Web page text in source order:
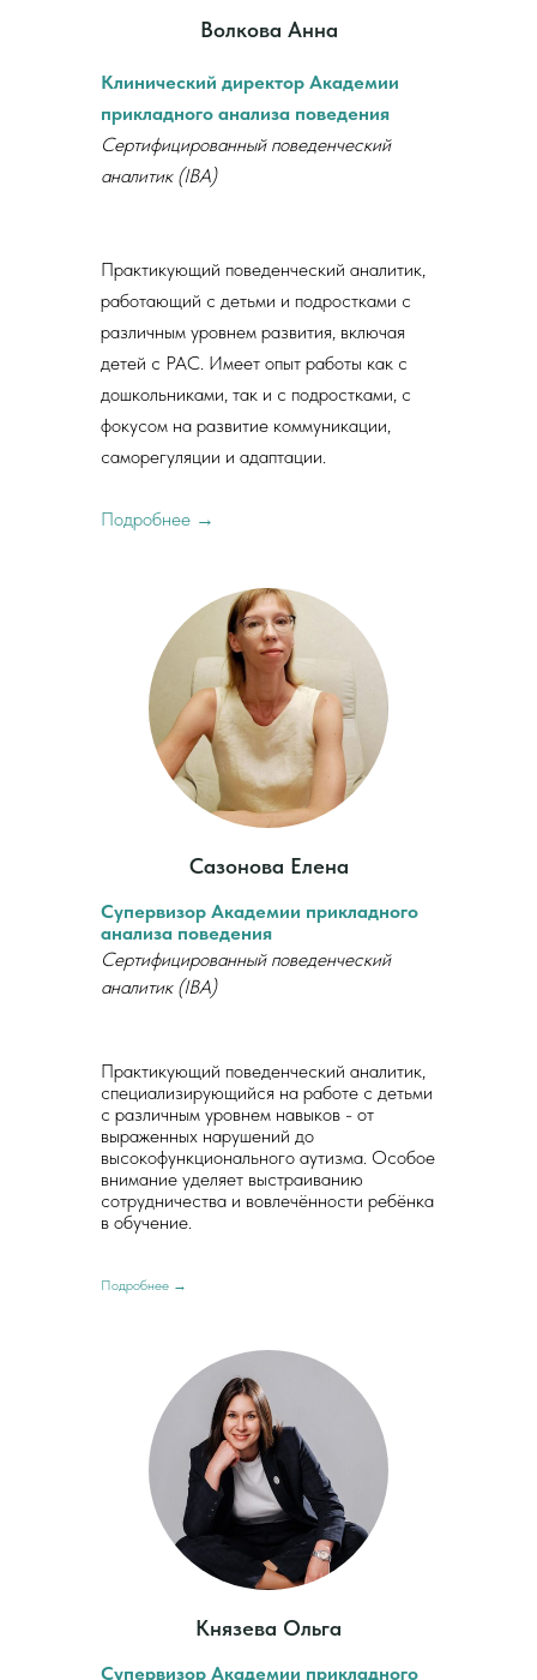
Волкова Анна
Клинический директор Академии
прикладного анализа поведения
Сертифицированный поведенческий
аналитик (IBA)
Практикующий поведенческий аналитик,
работающий с детьми и подростками с
различным уровнем развития, включая
детей с РАС. Имеет опыт работы как с
дошкольниками, так и с подростками, с
фокусом на развитие коммуникации,
саморегуляции и адаптации.
Подробнее →
Сазонова Елена
Супервизор Академии прикладного
анализа поведения
Сертифицированный поведенческий
аналитик (IBA)
Практикующий поведенческий аналитик,
специализирующийся на работе с детьми
с различным уровнем навыков - от
выраженных нарушений до
высокофункционального аутизма. Особое
внимание уделяет выстраиванию
сотрудничества и вовлечённости ребёнка
в обучение.
Подробнее →
Князева Ольга
Супервизор Академии прикладного